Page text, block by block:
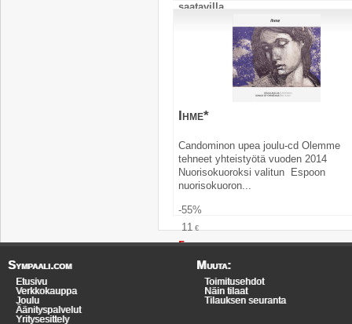
saatavilla
Ihme*
Candominon upea joulu-cd Olemme
tehneet yhteistyötä vuoden 2014
Nuorisokuoroksi valitun Espoon
nuorisokuoron...
-55%
11€
5
Osta
Sympaali.com
Etusivu
Verkkokauppa
Joulu
Äänityspalvelut
Yritysesittely
Muuta:
Toimitusehdot
Näin tilaat
Tilauksen seuranta